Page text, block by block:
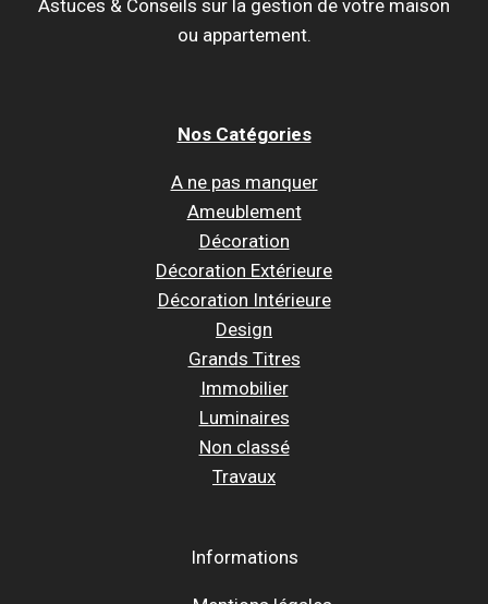
Astuces & Conseils sur la gestion de votre maison
ou appartement.
Nos Catégories
A ne pas manquer
Ameublement
Décoration
Décoration Extérieure
Décoration Intérieure
Design
Grands Titres
Immobilier
Luminaires
Non classé
Travaux
Informations